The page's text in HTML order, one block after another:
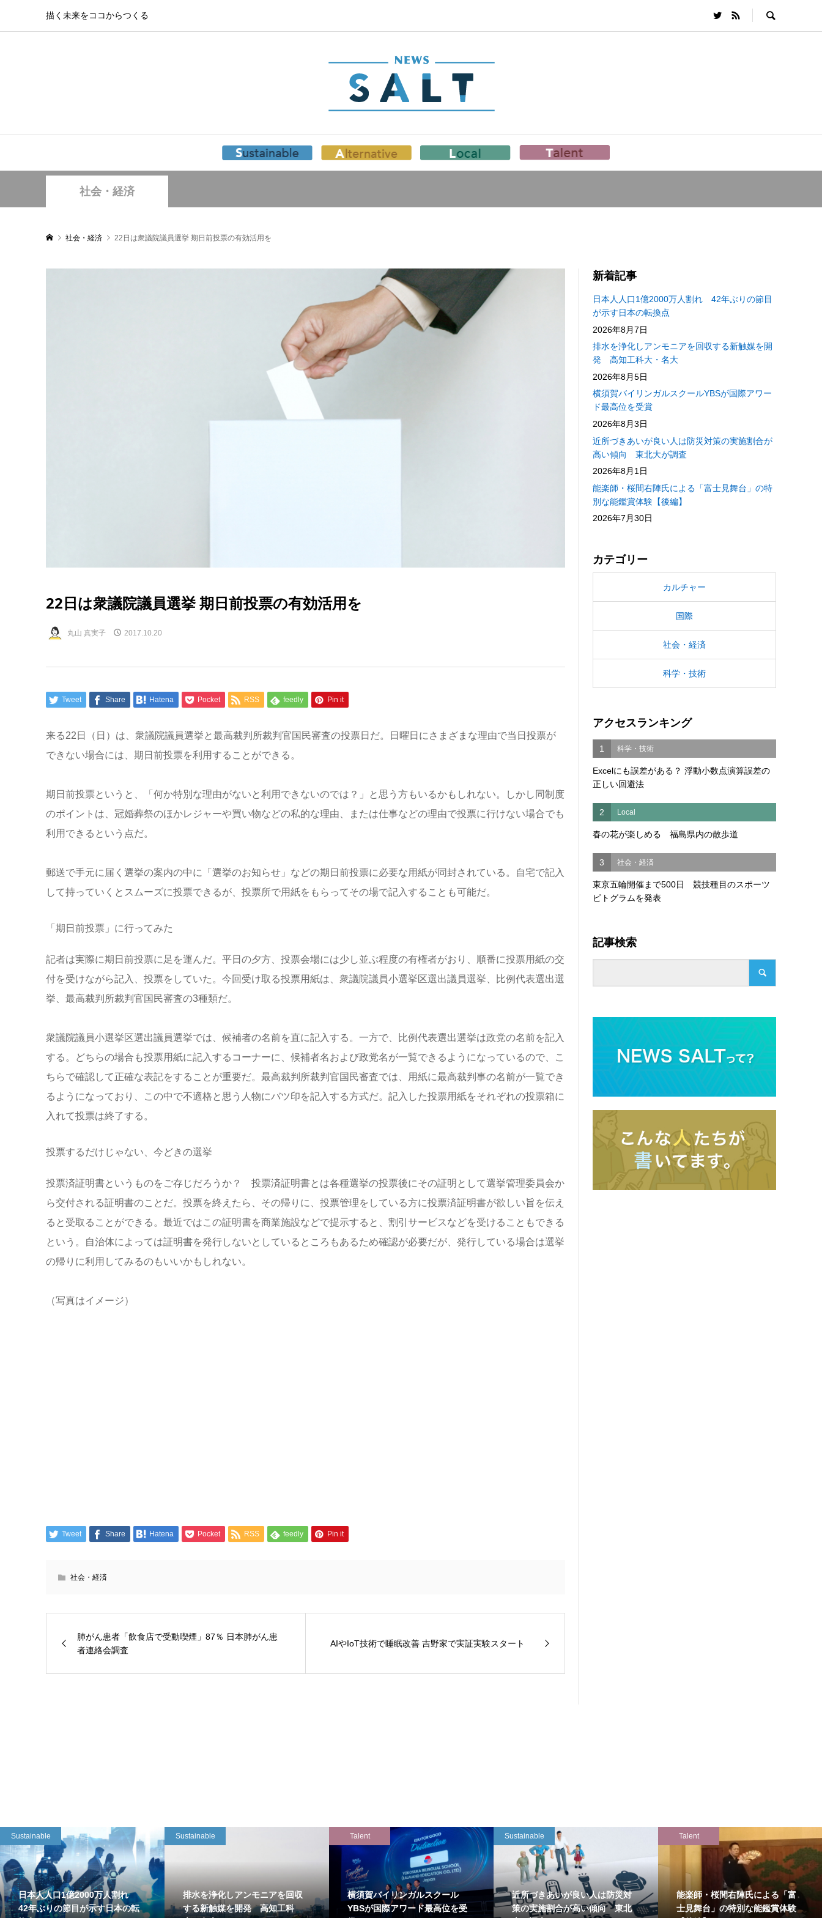
描く未来をココからつくる
社会・経済
社会・経済 22日は衆議院議員選挙 期日前投票の有効活用を
22日は衆議院議員選挙 期日前投票の有効活用を
丸山 真実子 2017.10.20
Tweet Share Hatena Pocket RSS feedly Pin it
来る22日（日）は、衆議院議員選挙と最高裁判所裁判官国民審査の投票日だ。日曜日にさまざまな理由で当日投票が
できない場合には、期日前投票を利用することができる。
期日前投票というと、「何か特別な理由がないと利用できないのでは？」と思う方もいるかもしれない。しかし同制度
のポイントは、冠婚葬祭のほかレジャーや買い物などの私的な理由、または仕事などの理由で投票に行けない場合でも
利用できるという点だ。
郵送で手元に届く選挙の案内の中に「選挙のお知らせ」などの期日前投票に必要な用紙が同封されている。自宅で記入
して持っていくとスムーズに投票できるが、投票所で用紙をもらってその場で記入することも可能だ。
「期日前投票」に行ってみた
記者は実際に期日前投票に足を運んだ。平日の夕方、投票会場には少し並ぶ程度の有権者がおり、順番に投票用紙の交
付を受けながら記入、投票をしていた。今回受け取る投票用紙は、衆議院議員小選挙区選出議員選挙、比例代表選出選
挙、最高裁判所裁判官国民審査の3種類だ。
衆議院議員小選挙区選出議員選挙では、候補者の名前を直に記入する。一方で、比例代表選出選挙は政党の名前を記入
する。どちらの場合も投票用紙に記入するコーナーに、候補者名および政党名が一覧できるようになっているので、こ
ちらで確認して正確な表記をすることが重要だ。最高裁判所裁判官国民審査では、用紙に最高裁判事の名前が一覧でき
るようになっており、この中で不適格と思う人物にバツ印を記入する方式だ。記入した投票用紙をそれぞれの投票箱に
入れて投票は終了する。
投票するだけじゃない、今どきの選挙
投票済証明書というものをご存じだろうか？ 投票済証明書とは各種選挙の投票後にその証明として選挙管理委員会か
ら交付される証明書のことだ。投票を終えたら、その帰りに、投票管理をしている方に投票済証明書が欲しい旨を伝え
ると受取ることができる。最近ではこの証明書を商業施設などで提示すると、割引サービスなどを受けることもできる
という。自治体によっては証明書を発行しないとしているところもあるため確認が必要だが、発行している場合は選挙
の帰りに利用してみるのもいいかもしれない。
（写真はイメージ）
Tweet Share Hatena Pocket RSS feedly Pin it
社会・経済
肺がん患者「飲食店で受動喫煙」87％ 日本肺がん患
者連絡会調査
AIやIoT技術で睡眠改善 吉野家で実証実験スタート
新着記事
日本人人口1億2000万人割れ 42年ぶりの節目
が示す日本の転換点
2026年8月7日
排水を浄化しアンモニアを回収する新触媒を開
発 高知工科大・名大
2026年8月5日
横須賀バイリンガルスクールYBSが国際アワー
ド最高位を受賞
2026年8月3日
近所づきあいが良い人は防災対策の実施割合が
高い傾向 東北大が調査
2026年8月1日
能楽師・桜間右陣氏による「富士見舞台」の特
別な能鑑賞体験【後編】
2026年7月30日
カテゴリー
カルチャー
国際
社会・経済
科学・技術
アクセスランキング
1 科学・技術
Excelにも誤差がある？ 浮動小数点演算誤差の
正しい回避法
2 Local
春の花が楽しめる 福島県内の散歩道
3 社会・経済
東京五輪開催まで500日 競技種目のスポーツ
ピトグラムを発表
記事検索
Sustainable
日本人人口1億2000万人割れ
42年ぶりの節目が示す日本の転
Sustainable
排水を浄化しアンモニアを回収
する新触媒を開発 高知工科
Talent
横須賀バイリンガルスクール
YBSが国際アワード最高位を受
Sustainable
近所づきあいが良い人は防災対
策の実施割合が高い傾向 東北
Talent
能楽師・桜間右陣氏による「富
士見舞台」の特別な能鑑賞体験